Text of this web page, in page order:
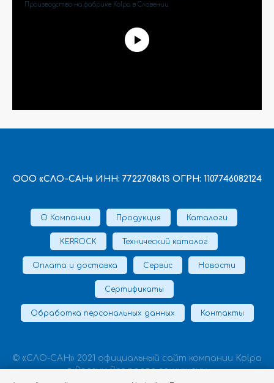
Производство на фабрике Kolpa в Словении
ООО «СЛО-САН» ИНН: 7722708613 ОГРН: 1107746082124
О Компании Продукция Каталоги
KERROCK Технический каталог
Оплата и доставка Сервис Новости
Сертификаты
Обработка персональных данных Контакты
© «СЛО-САН» 2021 официальный сайт компании Kolpa
в России Все права защищены